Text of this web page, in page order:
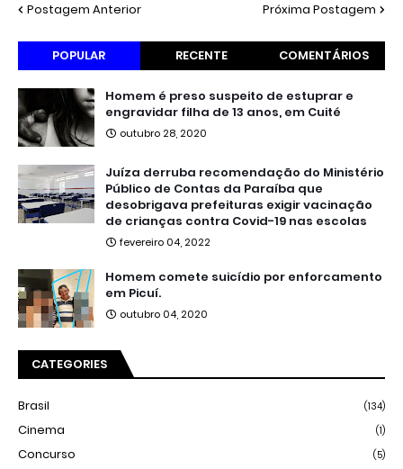
Postagem Anterior Próxima Postagem
POPULAR RECENTE COMENTÁRIOS
Homem é preso suspeito de estuprar e
engravidar filha de 13 anos, em Cuité
outubro 28, 2020
Juíza derruba recomendação do Ministério
Público de Contas da Paraíba que
desobrigava prefeituras exigir vacinação
de crianças contra Covid-19 nas escolas
fevereiro 04, 2022
Homem comete suicídio por enforcamento
em Picuí.
outubro 04, 2020
CATEGORIES
Brasil (134)
Cinema (1)
Concurso (5)